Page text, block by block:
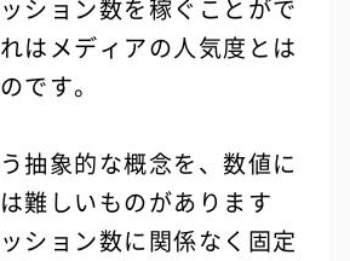
ション数を稼ぐことがで
はメディアの人気度とは
です。
抽象的な概念を、数値に
難しいものがあります
ション数に関係なく固定